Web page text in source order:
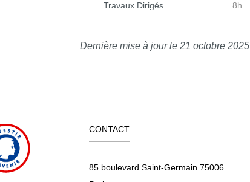
Travaux Dirigés 8h
Dernière mise à jour le 21 octobre 2025
CONTACT
85 boulevard Saint-Germain 75006